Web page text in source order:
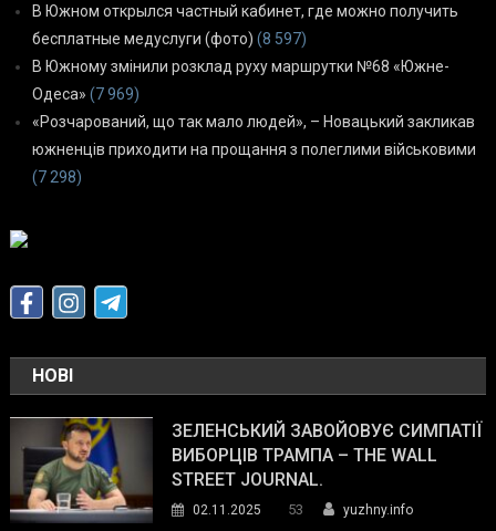
В Южном открылся частный кабинет, где можно получить
бесплатные медуслуги (фото) (8 597)
В Южному змінили розклад руху маршрутки №68 «Южне-
Одеса» (7 969)
«Розчарований, що так мало людей», – Новацький закликав
южненців приходити на прощання з полеглими військовими
(7 298)
НОВІ
ЗЕЛЕНСЬКИЙ ЗАВОЙОВУЄ СИМПАТІЇ
ВИБОРЦІВ ТРАМПА – THE WALL
STREET JOURNAL.
02.11.2025 53
yuzhny.info